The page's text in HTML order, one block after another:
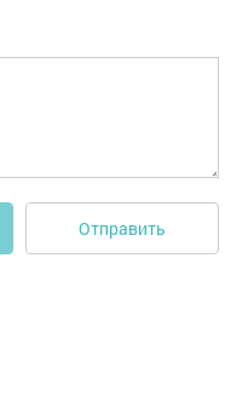
Отправить